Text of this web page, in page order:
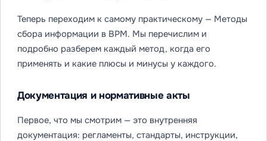
Теперь переходим к самому практическому — Методы
сбора информации в BPM. Мы перечислим и
подробно разберем каждый метод, когда его
применять и какие плюсы и минусы у каждого.
Документация и нормативные акты
Первое, что мы смотрим — это внутренняя
документация: регламенты, стандарты, инструкции,